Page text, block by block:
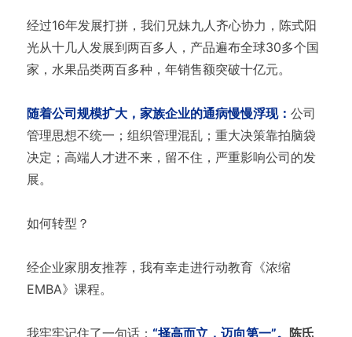
经过16年发展打拼，我们兄妹九人齐心协力，陈式阳
光从十几人发展到两百多人，产品遍布全球30多个国
家，水果品类两百多种，年销售额突破十亿元。
随着公司规模扩大，家族企业的通病慢慢浮现： 公司
管理思想不统一；组织管理混乱；重大决策靠拍脑袋
决定；高端人才进不来，留不住，严重影响公司的发
展。
如何转型？
经企业家朋友推荐，我有幸走进行动教育《浓缩
EMBA》课程。
我牢牢记住了一句话： “择高而立，迈向第一”。 陈氏